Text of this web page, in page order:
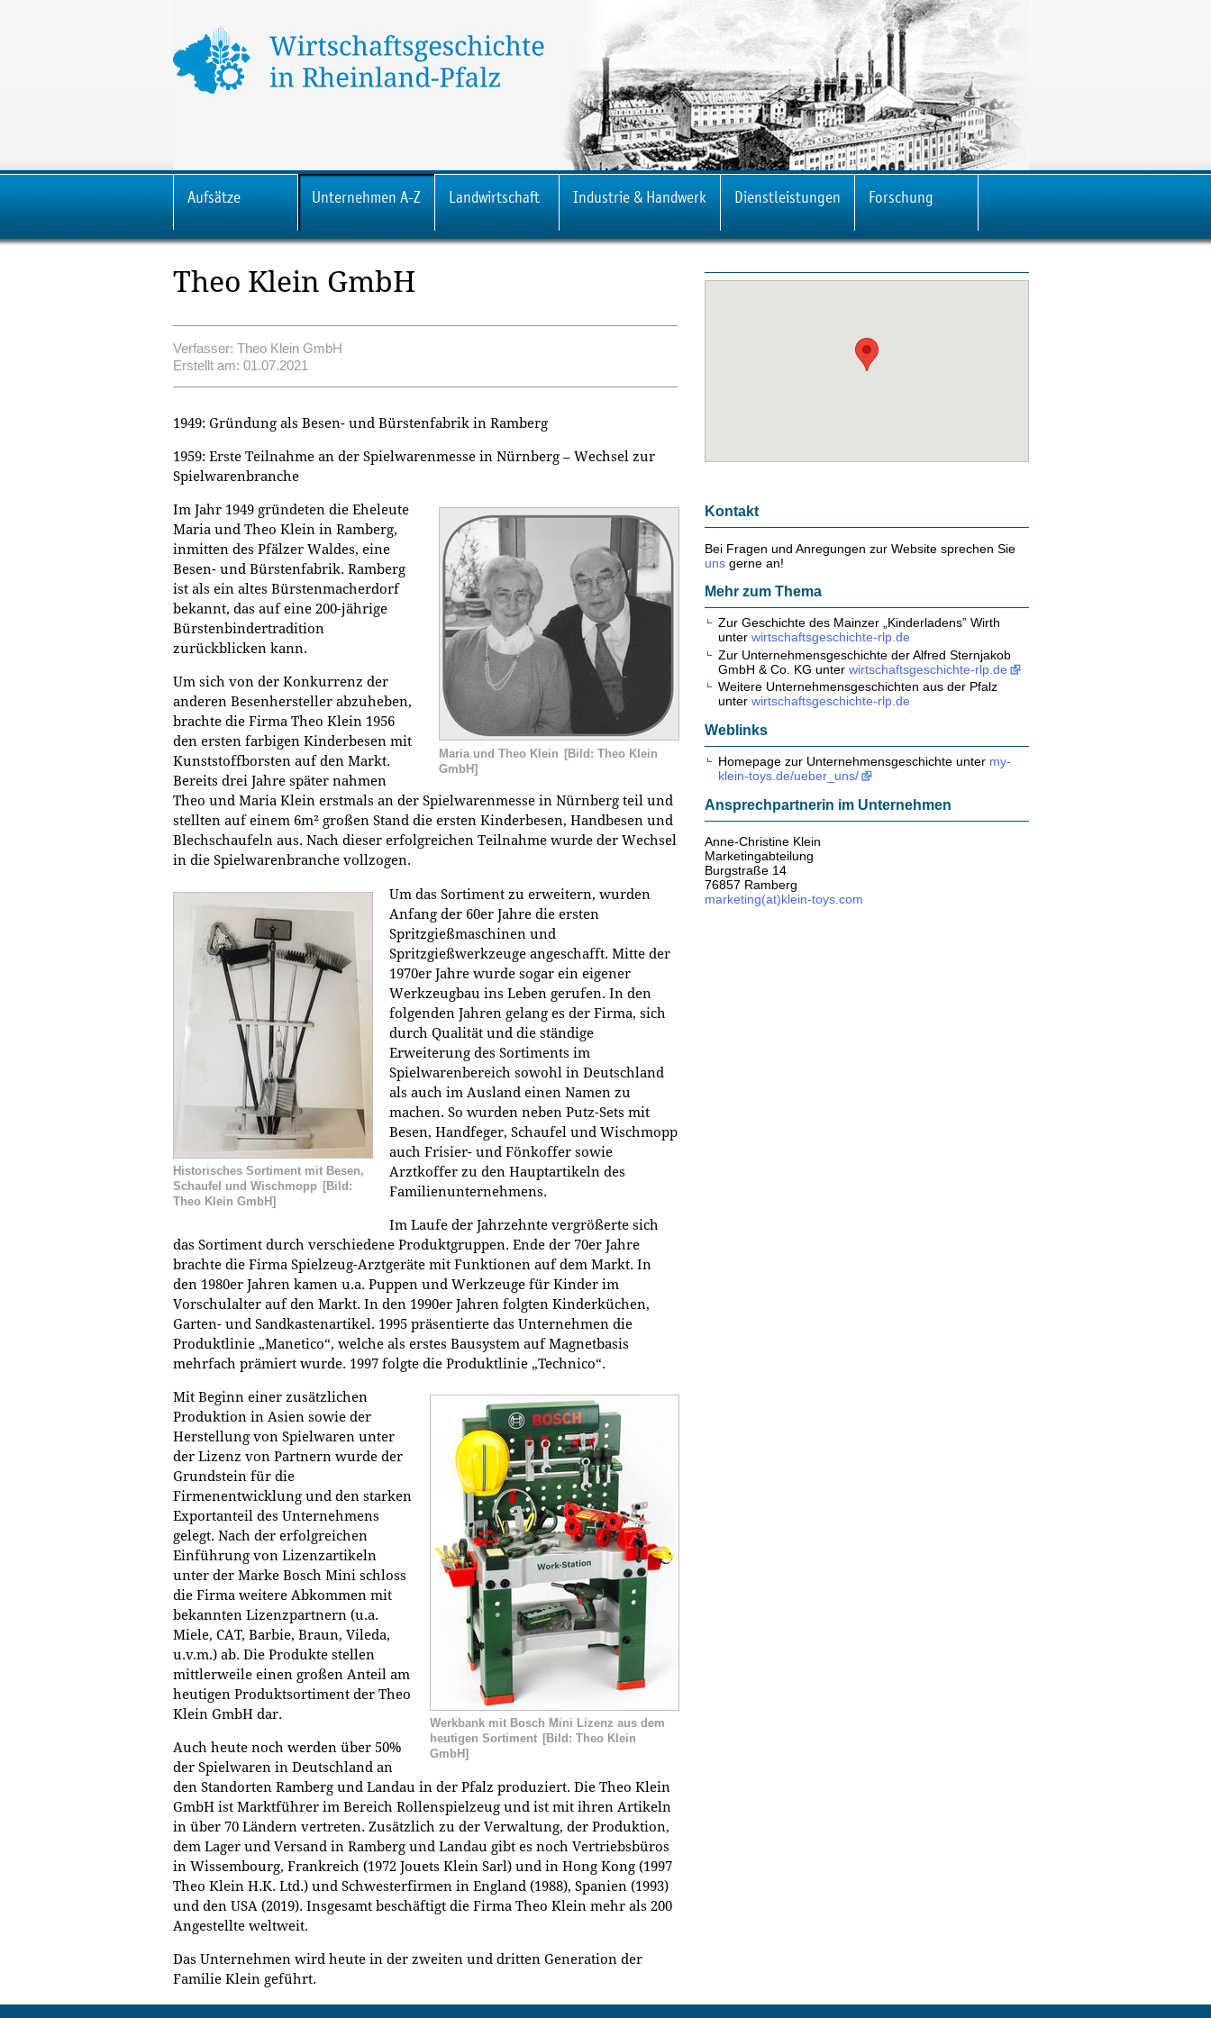
Aufsätze Unternehmen A-Z Landwirtschaft Industrie & Handwerk Dienstleistungen Forschung
Theo Klein GmbH
Verfasser: Theo Klein GmbH
Erstellt am: 01.07.2021
1949: Gründung als Besen- und Bürstenfabrik in Ramberg
1959: Erste Teilnahme an der Spielwarenmesse in Nürnberg – Wechsel zur
Spielwarenbranche
Maria und Theo Klein [Bild: Theo Klein
GmbH]
Im Jahr 1949 gründeten die Eheleute
Maria und Theo Klein in Ramberg,
inmitten des Pfälzer Waldes, eine
Besen- und Bürstenfabrik. Ramberg
ist als ein altes Bürstenmacherdorf
bekannt, das auf eine 200-jährige
Bürstenbindertradition
zurückblicken kann.
Um sich von der Konkurrenz der
anderen Besenhersteller abzuheben,
brachte die Firma Theo Klein 1956
den ersten farbigen Kinderbesen mit
Kunststoffborsten auf den Markt.
Bereits drei Jahre später nahmen
Theo und Maria Klein erstmals an der Spielwarenmesse in Nürnberg teil und
stellten auf einem 6m² großen Stand die ersten Kinderbesen, Handbesen und
Blechschaufeln aus. Nach dieser erfolgreichen Teilnahme wurde der Wechsel
in die Spielwarenbranche vollzogen.
Historisches Sortiment mit Besen,
Schaufel und Wischmopp [Bild:
Theo Klein GmbH]
Um das Sortiment zu erweitern, wurden
Anfang der 60er Jahre die ersten
Spritzgießmaschinen und
Spritzgießwerkzeuge angeschafft. Mitte der
1970er Jahre wurde sogar ein eigener
Werkzeugbau ins Leben gerufen. In den
folgenden Jahren gelang es der Firma, sich
durch Qualität und die ständige
Erweiterung des Sortiments im
Spielwarenbereich sowohl in Deutschland
als auch im Ausland einen Namen zu
machen. So wurden neben Putz-Sets mit
Besen, Handfeger, Schaufel und Wischmopp
auch Frisier- und Fönkoffer sowie
Arztkoffer zu den Hauptartikeln des
Familienunternehmens.
Im Laufe der Jahrzehnte vergrößerte sich
das Sortiment durch verschiedene Produktgruppen. Ende der 70er Jahre
brachte die Firma Spielzeug-Arztgeräte mit Funktionen auf dem Markt. In
den 1980er Jahren kamen u.a. Puppen und Werkzeuge für Kinder im
Vorschulalter auf den Markt. In den 1990er Jahren folgten Kinderküchen,
Garten- und Sandkastenartikel. 1995 präsentierte das Unternehmen die
Produktlinie „Manetico“, welche als erstes Bausystem auf Magnetbasis
mehrfach prämiert wurde. 1997 folgte die Produktlinie „Technico“.
Werkbank mit Bosch Mini Lizenz aus dem
heutigen Sortiment [Bild: Theo Klein
GmbH]
Mit Beginn einer zusätzlichen
Produktion in Asien sowie der
Herstellung von Spielwaren unter
der Lizenz von Partnern wurde der
Grundstein für die
Firmenentwicklung und den starken
Exportanteil des Unternehmens
gelegt. Nach der erfolgreichen
Einführung von Lizenzartikeln
unter der Marke Bosch Mini schloss
die Firma weitere Abkommen mit
bekannten Lizenzpartnern (u.a.
Miele, CAT, Barbie, Braun, Vileda,
u.v.m.) ab. Die Produkte stellen
mittlerweile einen großen Anteil am
heutigen Produktsortiment der Theo
Klein GmbH dar.
Auch heute noch werden über 50%
der Spielwaren in Deutschland an
den Standorten Ramberg und Landau in der Pfalz produziert. Die Theo Klein
GmbH ist Marktführer im Bereich Rollenspielzeug und ist mit ihren Artikeln
in über 70 Ländern vertreten. Zusätzlich zu der Verwaltung, der Produktion,
dem Lager und Versand in Ramberg und Landau gibt es noch Vertriebsbüros
in Wissembourg, Frankreich (1972 Jouets Klein Sarl) und in Hong Kong (1997
Theo Klein H.K. Ltd.) und Schwesterfirmen in England (1988), Spanien (1993)
und den USA (2019). Insgesamt beschäftigt die Firma Theo Klein mehr als 200
Angestellte weltweit.
Das Unternehmen wird heute in der zweiten und dritten Generation der
Familie Klein geführt.
Kontakt
Bei Fragen und Anregungen zur Website sprechen Sie
uns gerne an!
Mehr zum Thema
Zur Geschichte des Mainzer „Kinderladens” Wirth
unter wirtschaftsgeschichte-rlp.de
Zur Unternehmensgeschichte der Alfred Sternjakob
GmbH & Co. KG unter wirtschaftsgeschichte-rlp.de
Weitere Unternehmensgeschichten aus der Pfalz
unter wirtschaftsgeschichte-rlp.de
Weblinks
Homepage zur Unternehmensgeschichte unter my-
klein-toys.de/ueber_uns/
Ansprechpartnerin im Unternehmen
Anne-Christine Klein
Marketingabteilung
Burgstraße 14
76857 Ramberg
marketing(at)klein-toys.com